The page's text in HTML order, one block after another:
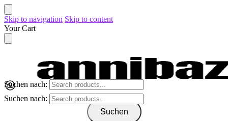
Skip to navigation Skip to content
Your Cart
Suchen nach:
Suchen nach:
Suchen